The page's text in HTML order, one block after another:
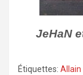
JeHaN
Étiquettes: Allain